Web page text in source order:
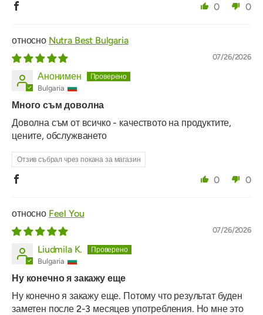
0 0
Nutra Best Bulgaria
07/26/2026
Анонимен
Bulgaria
Много съм доволна
Доволна съм от всичко - качеството на продуктите,
цените, обслужването
Отзив събрал чрез покана за магазин
0 0
Feel You
07/26/2026
Liudmila K.
Bulgaria
Ну конечно я закажу еще
Ну конечно я закажу еще. Потому что результат буден
заметен после 2-3 месяцев употребления. Но мне это